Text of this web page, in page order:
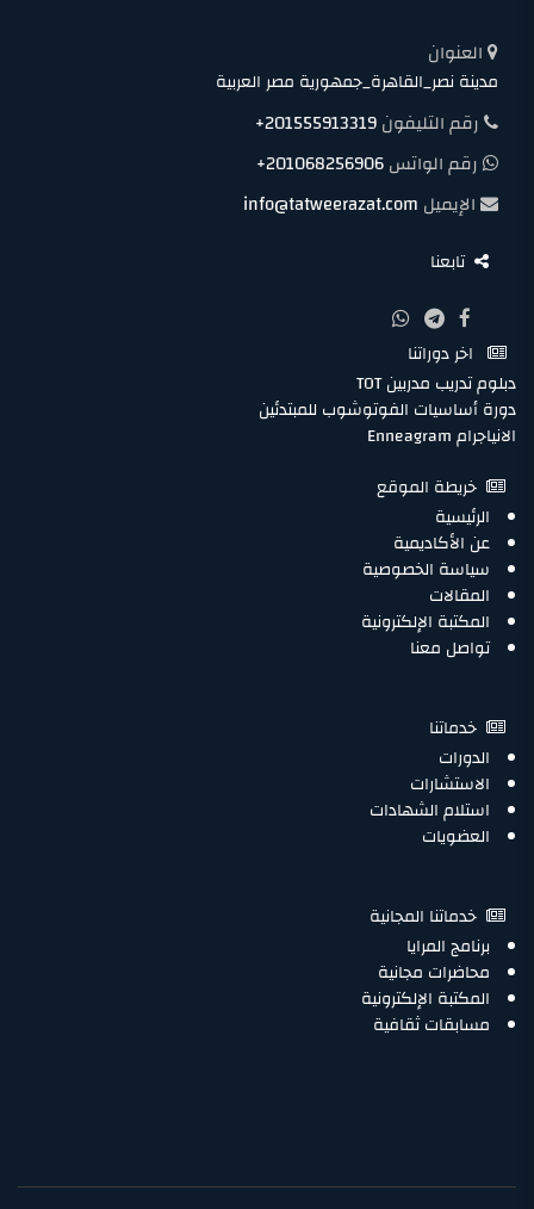
العنوان
مدينة نصر_القاهرة_جمهورية مصر العربية
رقم التليفون+201555913319
رقم الواتس+201068256906
الإيميل info@tatweerazat.com
تابعنا
اخر دوراتنا
دبلوم تدريب مدربين TOT
دورة أساسيات الفوتوشوب للمبتدئين
الانياجرام Enneagram
خريطة الموقع
الرئيسية
عن الأكاديمية
سياسة الخصوصية
المقالات
المكتبة الإلكترونية
تواصل معنا
خدماتنا
الدورات
الاستشارات
استلام الشهادات
العضويات
خدماتنا المجانية
برنامج المرايا
محاضرات مجانية
المكتبة الإلكترونية
مسابقات ثقافية